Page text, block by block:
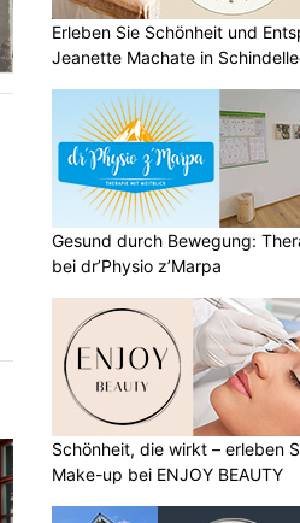
Erleben Sie Schönheit und
Jeanette Machate in
Gesund durch Bewegung:
bei dr’Physio z’Marpa
Schönheit, die wirkt – erleben
Make-up bei ENJOY BEAUTY